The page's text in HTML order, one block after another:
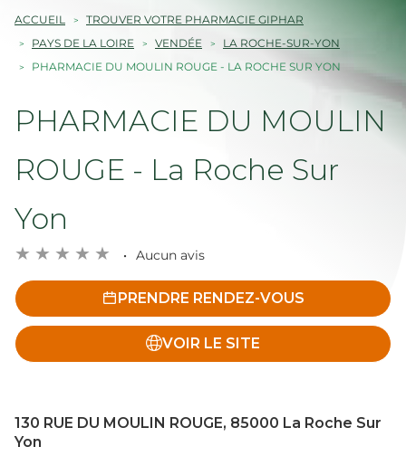
ACCUEIL
TROUVER VOTRE PHARMACIE GIPHAR
PAYS DE LA LOIRE
VENDÉE
LA ROCHE-SUR-YON
PHARMACIE DU MOULIN ROUGE - LA ROCHE SUR YON
PHARMACIE DU MOULIN
ROUGE - La Roche Sur
Yon
Aucun avis
PRENDRE RENDEZ-VOUS
VOIR LE SITE
130 RUE DU MOULIN ROUGE, 85000 La Roche Sur
Yon